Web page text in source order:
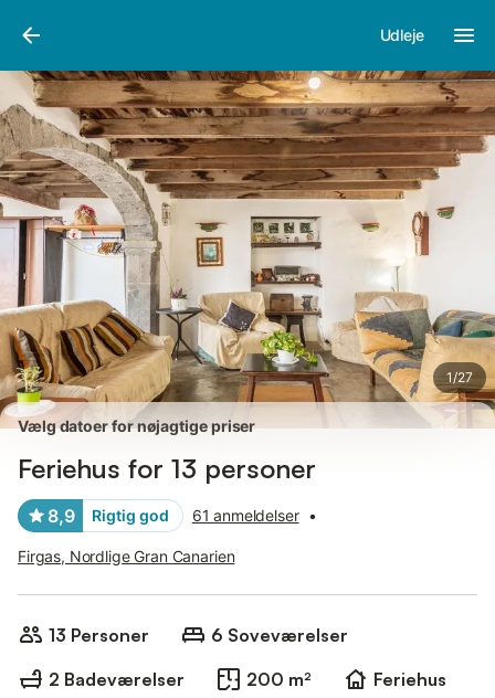
Udleje
1/27
Billeder
Vælg datoer for nøjagtige priser
Feriehus for 13 personer
8,9 Rigtig god 61 anmeldelser •
Firgas, Nordlige Gran Canarien
13 Personer
6 Soveværelser
2 Badeværelser
200 m²
Feriehus